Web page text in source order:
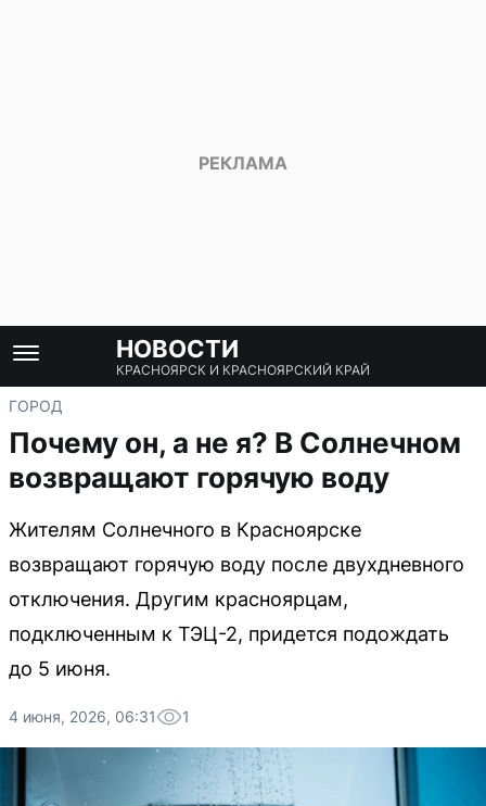
НОВОСТИ
КРАСНОЯРСК И КРАСНОЯРСКИЙ КРАЙ
ГОРОД
Почему он, а не я? В Солнечном
возвращают горячую воду
Жителям Солнечного в Красноярске
возвращают горячую воду после двухдневного
отключения. Другим красноярцам,
подключенным к ТЭЦ-2, придется подождать
до 5 июня.
4 июня, 2026, 06:31 1